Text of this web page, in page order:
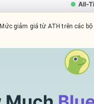
Mức giảm giá từ ATH trên các